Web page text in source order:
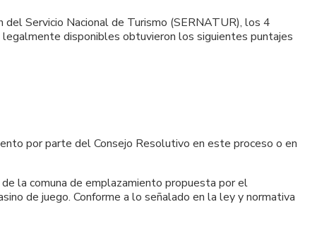
Servicio Nacional de Turismo (SERNATUR), los 4
disponibles obtuvieron los siguientes puntajes
por parte del Consejo Resolutivo en este proceso o en
la comuna de emplazamiento propuesta por el
de juego. Conforme a lo señalado en la ley y normativa